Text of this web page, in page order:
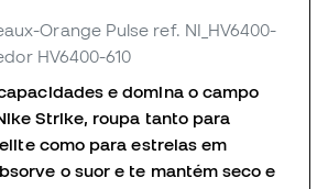
Orange Pulse ref. NI_HV6400-
HV6400-610
e domina o campo
Strike, roupa tanto para
como para estrelas em
o suor e te mantém seco e